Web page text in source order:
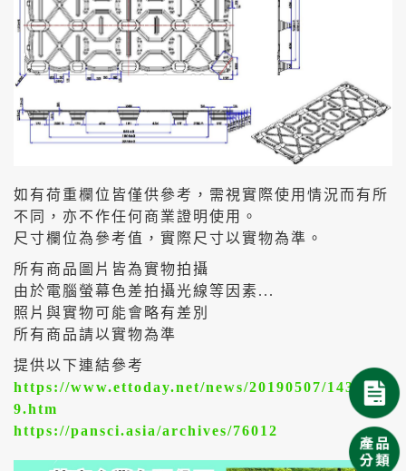
如有荷重欄位皆僅供參考，需視實際使用情況而有所
不同，亦不作任何商業證明使用。
尺寸欄位為參考值，實際尺寸以實物為準。
所有商品圖片皆為實物拍攝
由於電腦螢幕色差拍攝光線等因素...
照片與實物可能會略有差別
所有商品請以實物為準
提供以下連結參考
https://www.ettoday.net/news/20190507/143924
9.htm
https://pansci.asia/archives/76012